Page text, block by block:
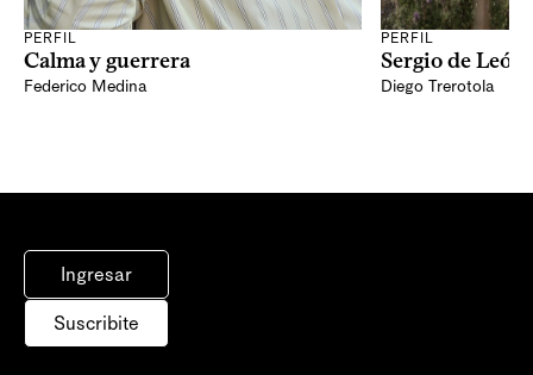
PERFIL
Calma y guerrera
Federico Medina
PERFIL
Sergio de
Diego Trerotola
Ingresar
Suscribite